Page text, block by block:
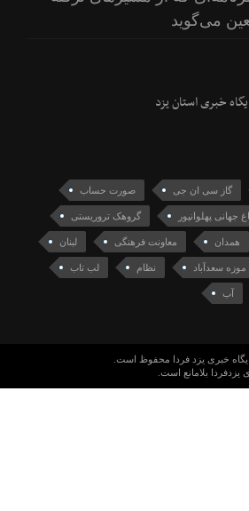
می‌گوید
خبری استان یزد
گاز سی ان جی صورت حساب
جهانی پهلوانپور گروهک تروریستی
همدان معاونت فرهنگی لبنان
سعدآباد نظام لب تاب
خبری یزد فردا محفوظ است.
بلامانع است.